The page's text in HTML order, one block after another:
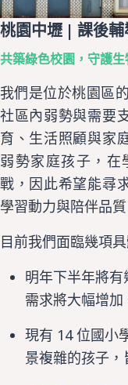
桃園中壢 | 課後
共築綠色校園，守護
我們是位於桃園區的
社區內弱勢與需要
育、生活照顧與家
弱勢家庭孩子，在
戰，因此希望能尋
學習動力與陪伴品質
目前我們面臨幾項具
明年下半年將
需求將大幅增加
現有 14 位國小
景複雜的孩子，